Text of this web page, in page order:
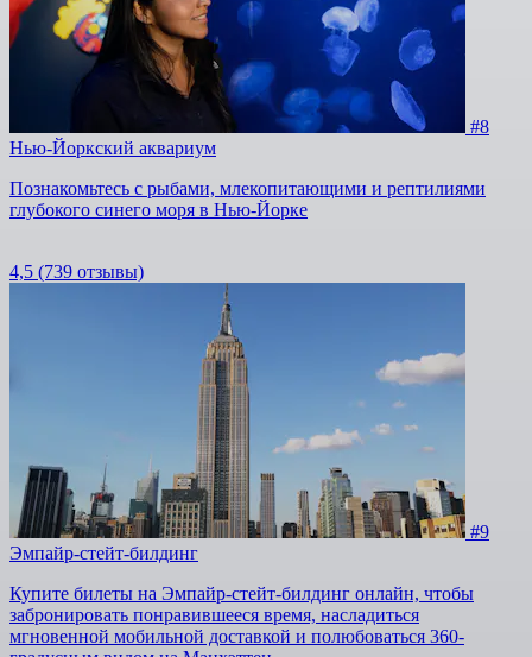
#8
Нью-Йоркский аквариум
Познакомьтесь с рыбами, млекопитающими и рептилиями
глубокого синего моря в Нью-Йорке
4,5 (739 отзывы)
#9
Эмпайр-стейт-билдинг
Купите билеты на Эмпайр-стейт-билдинг онлайн, чтобы
забронировать понравившееся время, насладиться
мгновенной мобильной доставкой и полюбоваться 360-